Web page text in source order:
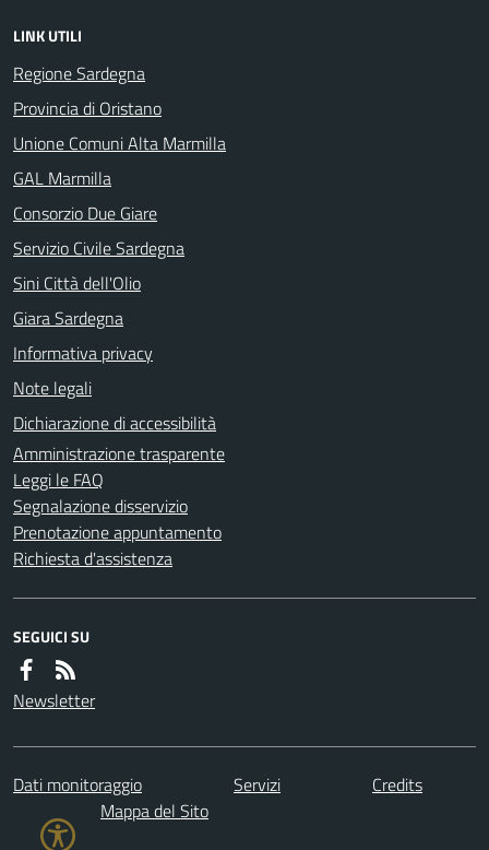
LINK UTILI
Regione Sardegna
Provincia di Oristano
Unione Comuni Alta Marmilla
GAL Marmilla
Consorzio Due Giare
Servizio Civile Sardegna
Sini Città dell'Olio
Giara Sardegna
Informativa privacy
Note legali
Dichiarazione di accessibilità
Amministrazione trasparente
Leggi le FAQ
Segnalazione disservizio
Prenotazione appuntamento
Richiesta d'assistenza
SEGUICI SU
Newsletter
Dati monitoraggio Servizi
Credits
Mappa del Sito